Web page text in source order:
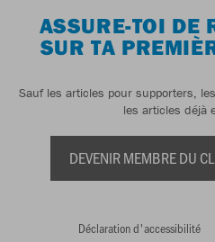
ASSURE-TOI DE
SUR TA
Sauf les articles pour supporters,
les articles déjà
DEVENIR MEMBRE DU
Déclaration d'accessibilité